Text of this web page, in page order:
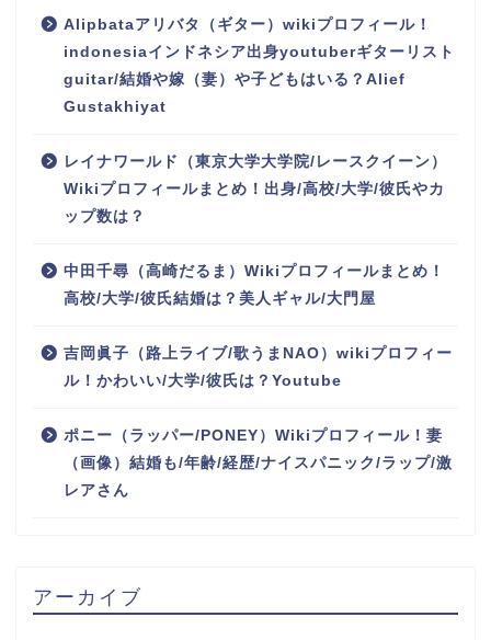
Alipbataアリバタ（ギター）wikiプロフィール！
indonesiaインドネシア出身youtuberギターリスト
guitar/結婚や嫁（妻）や子どもはいる？Alief
Gustakhiyat
レイナワールド（東京大学大学院/レースクイーン）
Wikiプロフィールまとめ！出身/高校/大学/彼氏やカ
ップ数は？
中田千尋（高崎だるま）Wikiプロフィールまとめ！
高校/大学/彼氏結婚は？美人ギャル/大門屋
吉岡眞子（路上ライブ/歌うまNAO）wikiプロフィー
ル！かわいい/大学/彼氏は？Youtube
ポニー（ラッパー/PONEY）Wikiプロフィール！妻
（画像）結婚も/年齢/経歴/ナイスパニック/ラップ/激
レアさん
アーカイブ